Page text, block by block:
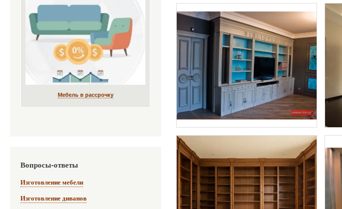
Мебель в рассрочку
Вопросы-ответы
Изготовление мебели
Изготовление диванов